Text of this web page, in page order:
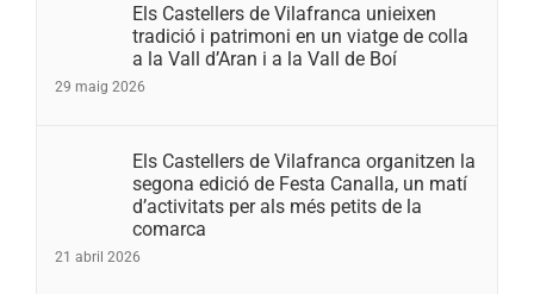
Els Castellers de Vilafranca unieixen
tradició i patrimoni en un viatge de colla
a la Vall d’Aran i a la Vall de Boí
29 maig 2026
Els Castellers de Vilafranca organitzen la
segona edició de Festa Canalla, un matí
d’activitats per als més petits de la
comarca
21 abril 2026